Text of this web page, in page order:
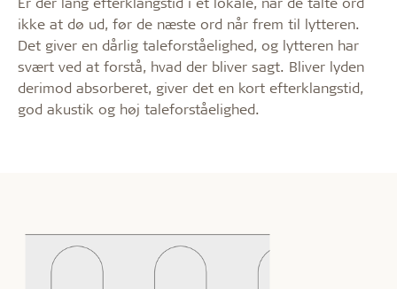
ikke at dø ud, før de næste ord når frem til lytteren.
Det giver en dårlig taleforståelighed, og lytteren har
svært ved at forstå, hvad der bliver sagt. Bliver lyden
derimod absorberet, giver det en kort efterklangstid,
god akustik og høj taleforståelighed.